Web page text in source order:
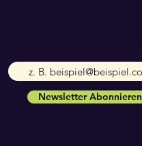
Newsletter Abonnieren